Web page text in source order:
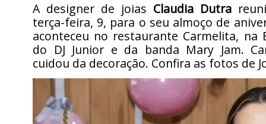
A designer de joias Claudia Dutra
terça-feira, 9, para o seu almoço de
aconteceu no restaurante Carmelita, na
do DJ Junior e da banda Mary Jam.
cuidou da decoração. Confira as fotos de